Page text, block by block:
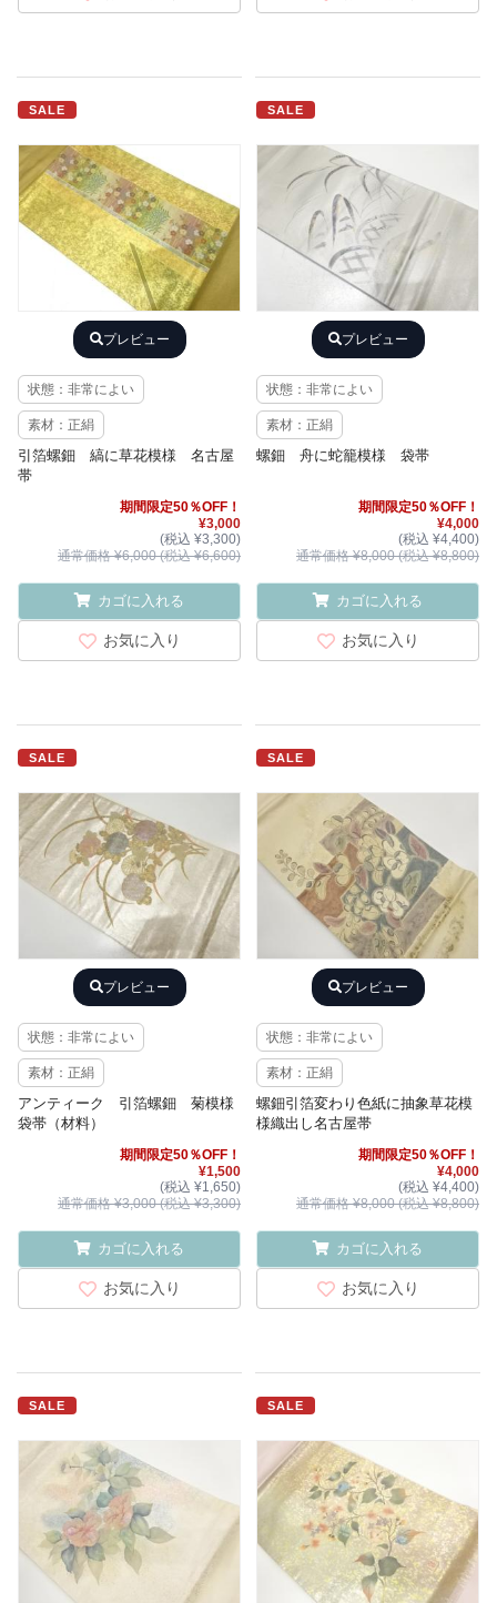
SALE
プレビュー
状態：非常によい
素材：正絹
引箔螺鈿 縞に草花模様 名古屋
帯
期間限定50％OFF！
¥3,000
(税込 ¥3,300)
通常価格 ¥6,000 (税込 ¥6,600)
カゴに入れる
お気に入り
SALE
プレビュー
状態：非常によい
素材：正絹
螺鈿 舟に蛇籠模様 袋帯
期間限定50％OFF！
¥4,000
(税込 ¥4,400)
通常価格 ¥8,000 (税込 ¥8,800)
カゴに入れる
お気に入り
SALE
プレビュー
状態：非常によい
素材：正絹
アンティーク 引箔螺鈿 菊模様
袋帯（材料）
期間限定50％OFF！
¥1,500
(税込 ¥1,650)
通常価格 ¥3,000 (税込 ¥3,300)
カゴに入れる
お気に入り
SALE
プレビュー
状態：非常によい
素材：正絹
螺鈿引箔変わり色紙に抽象草花模
様織出し名古屋帯
期間限定50％OFF！
¥4,000
(税込 ¥4,400)
通常価格 ¥8,000 (税込 ¥8,800)
カゴに入れる
お気に入り
SALE SALE